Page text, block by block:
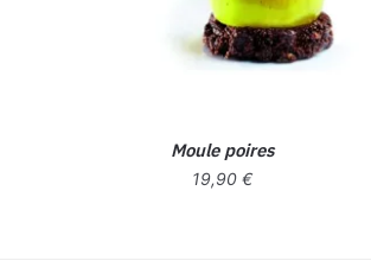
Moule poires
19,90€